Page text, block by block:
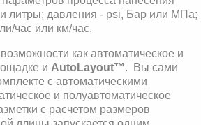
литры; давления - psi, Бар или МПа;
час или км/час.
как автоматическое и
и AutoLayout™. Вы сами
с автоматическими
и полуавтоматическое
с расчетом размеров